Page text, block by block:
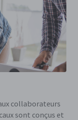
collaborateurs
sont conçus et